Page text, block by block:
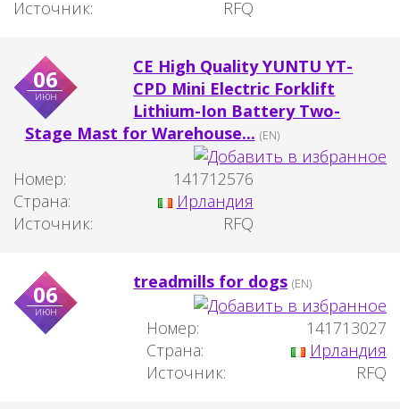
Источник:
RFQ
06
июн
CE High Quality YUNTU YT-
CPD Mini Electric Forklift
Lithium-Ion Battery Two-
Stage Mast for Warehouse... (EN)
Номер:
141712576
Страна:
Ирландия
Источник:
RFQ
06
июн
treadmills for dogs (EN)
Номер:
141713027
Страна:
Ирландия
Источник:
RFQ